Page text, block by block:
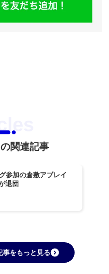
関連記事
参加の倉敷アブレイ
退団
事をもっと見る